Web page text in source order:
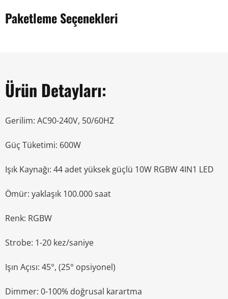
Paketleme Seçenekleri
Ürün Detayları:
Gerilim: AC90-240V, 50/60HZ
Güç Tüketimi: 600W
Işık Kaynağı: 44 adet yüksek güçlü 10W RGBW 4IN1 LED
Ömür: yaklaşık 100.000 saat
Renk: RGBW
Strobe: 1-20 kez/saniye
Işın Açısı: 45°, (25° opsiyonel)
Dimmer: 0-100% doğrusal karartma